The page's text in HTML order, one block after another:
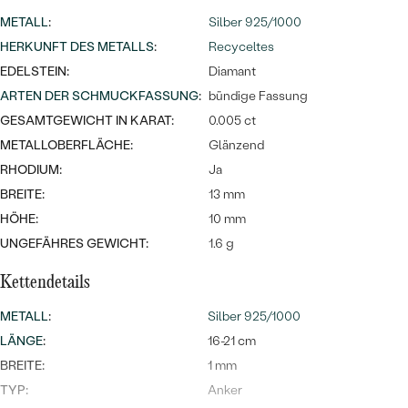
Wave Kollektion
ANSEHEN
NACH DER FARBE
NACH DER FORM
MASSGEFERTIGTER
DIAMANTEN
Ohrrinnge
Personalisierte
Halsketten
ANSEHEN
Meistverkaufte
Ringe
ANSEHEN
METALL:
Silber 925/1000
HERKUNFT DES METALLS:
Recyceltes
EDELSTEIN:
Diamant
ARTEN DER SCHMUCKFASSUNG: bündige Fassung
GESAMTGEWICHT IN KARAT:
0.005 ct
METALLOBERFLÄCHE:
Glänzend
RHODIUM:
Ja
BREITE:
13 mm
HÖHE:
10 mm
UNGEFÄHRES GEWICHT:
1.6 g
Kettendetails
METALL:
Silber 925/1000
LÄNGE:
16-21 cm
BREITE:
1 mm
TYP:
Anker